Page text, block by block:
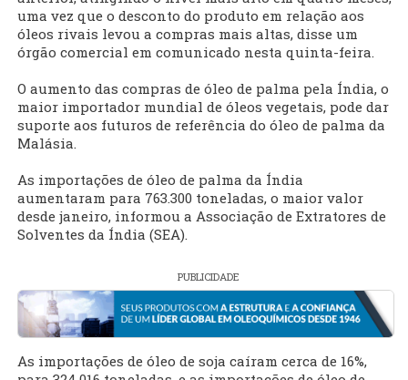
uma vez que o desconto do produto em relação aos
óleos rivais levou a compras mais altas, disse um
órgão comercial em comunicado nesta quinta-feira.
O aumento das compras de óleo de palma pela Índia, o
maior importador mundial de óleos vegetais, pode dar
suporte aos futuros de referência do óleo de palma da
Malásia.
As importações de óleo de palma da Índia
aumentaram para 763.300 toneladas, o maior valor
desde janeiro, informou a Associação de Extratores de
Solventes da Índia (SEA).
PUBLICIDADE
As importações de óleo de soja caíram cerca de 16%,